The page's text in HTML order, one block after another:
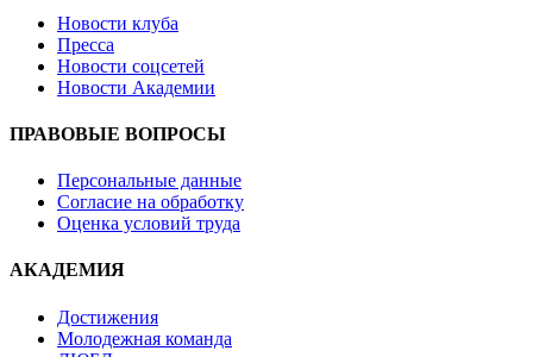
Новости клуба
Пресса
Новости соцсетей
Новости Академии
ПРАВОВЫЕ ВОПРОСЫ
Персональные данные
Согласие на обработку
Оценка условий труда
АКАДЕМИЯ
Достижения
Молодежная команда